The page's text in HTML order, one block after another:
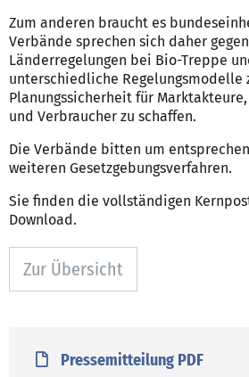
Zum anderen braucht es
Verbände sprechen sich daher
Länderregelungen bei Bio-Treppe
unterschiedliche Regelungsmodelle
Planungssicherheit für
und Verbraucher zu schaffen.
Die Verbände bitten um
weiteren Gesetzgebungsverfahren.
Sie finden die vollständigen
Download.
Zur Übersicht
Pressemitteilung PDF